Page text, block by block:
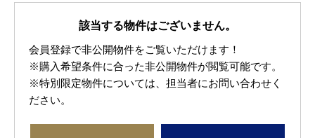
該当する物件はございません。
会員登録で非公開物件をご覧いただけます！
※購入希望条件に合った非公開物件が閲覧可能です。
※特別限定物件については、担当者にお問い合わせく
ださい。